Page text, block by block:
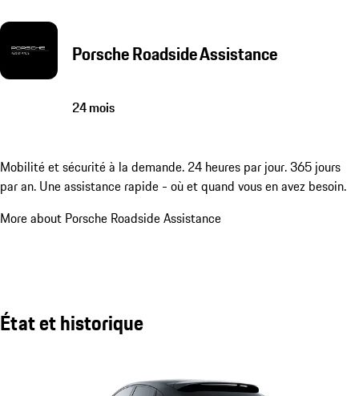
Porsche Roadside Assistance
24 mois
Mobilité et sécurité à la demande. 24 heures par jour. 365 jours
par an. Une assistance rapide - où et quand vous en avez besoin.
More about Porsche Roadside Assistance
État et historique